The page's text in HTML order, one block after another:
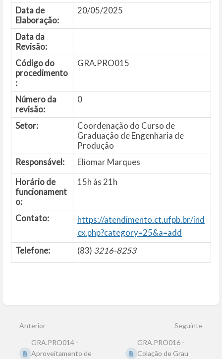
Data de
Elaboração:
20/05/2025
Data da
Revisão:
Código do
procedimento
:
GRA.PRO015
Número da
revisão:
0
Setor:
Coordenação do Curso de
Graduação de Engenharia de
Produção
Responsável:
Eliomar Marques
Horário de
funcionament
o:
15h às 21h
Contato:
https://atendimento.ct.ufpb.br/ind
ex.php?category=25&a=add
Telefone:
(83) 3216-8253
de
seção
Anterior
GRA.PRO014 -
Aproveitamento de
Seguinte
GRA.PRO016 -
Colação de Grau